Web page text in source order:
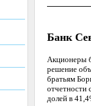
Банк
Акционеры
решение
братьям
отчетности
долей в